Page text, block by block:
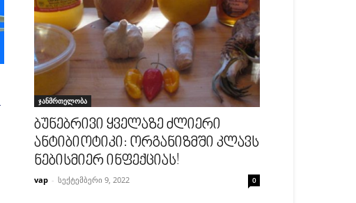
ჯანმრთელობა
ბუნებრივი ყველაზე ძლიერი
ანტიბიოტიკი: ორგანიზმში კლავს
ნებისმიერ ინფექციას!
vap - სექტემბერი 9, 2022 0